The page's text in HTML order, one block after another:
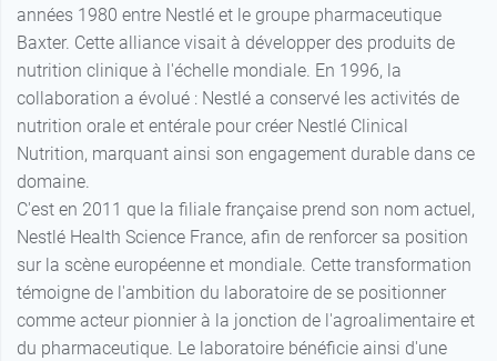
années 1980 entre Nestlé et le groupe pharmaceutique
Baxter. Cette alliance visait à développer des produits de
nutrition clinique à l'échelle mondiale. En 1996, la
collaboration a évolué : Nestlé a conservé les activités de
nutrition orale et entérale pour créer Nestlé Clinical
Nutrition, marquant ainsi son engagement durable dans ce
domaine.
C'est en 2011 que la filiale française prend son nom actuel,
Nestlé Health Science France, afin de renforcer sa position
sur la scène européenne et mondiale. Cette transformation
témoigne de l'ambition du laboratoire de se positionner
comme acteur pionnier à la jonction de l'agroalimentaire et
du pharmaceutique. Le laboratoire bénéficie ainsi d'une